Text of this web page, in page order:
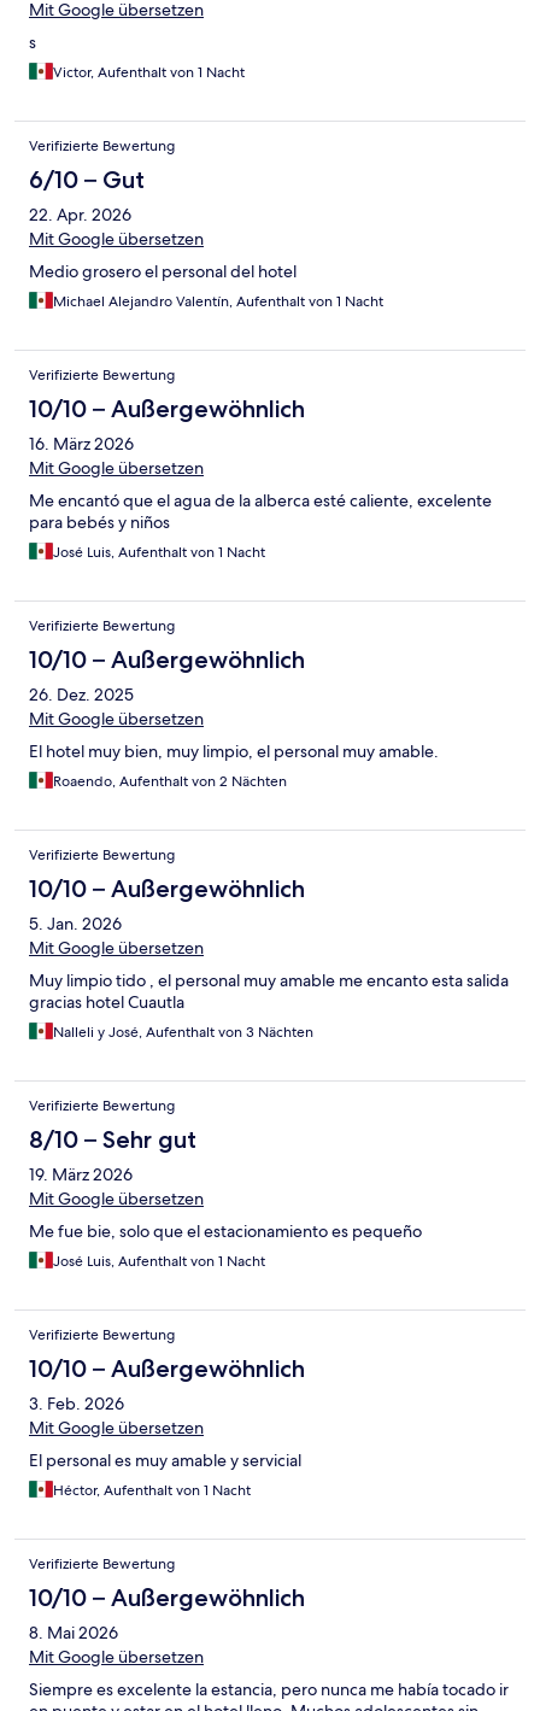
Mit Google übersetzen
s
Victor, Aufenthalt von 1 Nacht
Verifizierte Bewertung
6/10 – Gut
22. Apr. 2026
Mit Google übersetzen
Medio grosero el personal del hotel
Michael Alejandro Valentín, Aufenthalt von 1 Nacht
Verifizierte Bewertung
10/10 – Außergewöhnlich
16. März 2026
Mit Google übersetzen
Me encantó que el agua de la alberca esté caliente, excelente
para bebés y niños
José Luis, Aufenthalt von 1 Nacht
Verifizierte Bewertung
10/10 – Außergewöhnlich
26. Dez. 2025
Mit Google übersetzen
El hotel muy bien, muy limpio, el personal muy amable.
Roaendo, Aufenthalt von 2 Nächten
Verifizierte Bewertung
10/10 – Außergewöhnlich
5. Jan. 2026
Mit Google übersetzen
Muy limpio tido , el personal muy amable me encanto esta salida
gracias hotel Cuautla
Nalleli y José, Aufenthalt von 3 Nächten
Verifizierte Bewertung
8/10 – Sehr gut
19. März 2026
Mit Google übersetzen
Me fue bie, solo que el estacionamiento es pequeño
José Luis, Aufenthalt von 1 Nacht
Verifizierte Bewertung
10/10 – Außergewöhnlich
3. Feb. 2026
Mit Google übersetzen
El personal es muy amable y servicial
Héctor, Aufenthalt von 1 Nacht
Verifizierte Bewertung
10/10 – Außergewöhnlich
8. Mai 2026
Mit Google übersetzen
Siempre es excelente la estancia, pero nunca me había tocado ir